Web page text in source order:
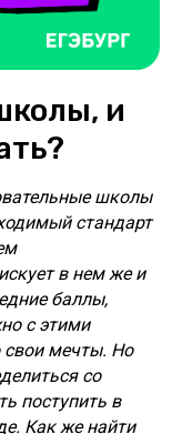
и
школы
стандарт
в нем же и
баллы,
с этими
свои мечты. Но
со
поступить в
Как же найти